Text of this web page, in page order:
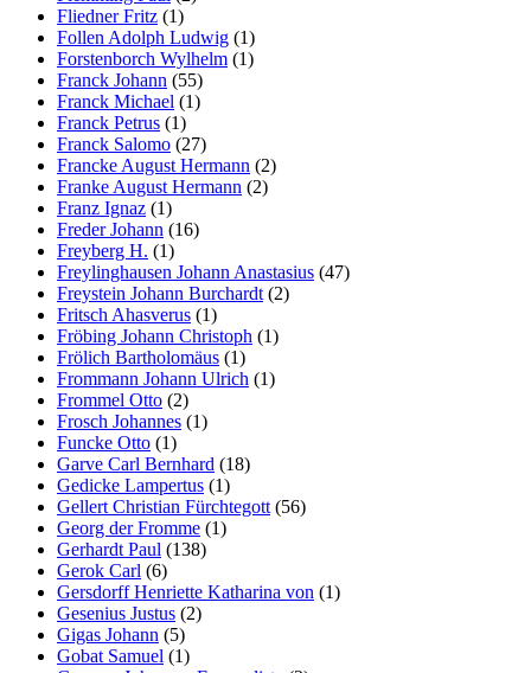
Fliedner Fritz (1)
Follen Adolph Ludwig (1)
Forstenborch Wylhelm (1)
Franck Johann (55)
Franck Michael (1)
Franck Petrus (1)
Franck Salomo (27)
Francke August Hermann (2)
Franke August Hermann (2)
Franz Ignaz (1)
Freder Johann (16)
Freyberg H. (1)
Freylinghausen Johann Anastasius (47)
Freystein Johann Burchardt (2)
Fritsch Ahasverus (1)
Fröbing Johann Christoph (1)
Frölich Bartholomäus (1)
Frommann Johann Ulrich (1)
Frommel Otto (2)
Frosch Johannes (1)
Funcke Otto (1)
Garve Carl Bernhard (18)
Gedicke Lampertus (1)
Gellert Christian Fürchtegott (56)
Georg der Fromme (1)
Gerhardt Paul (138)
Gerok Carl (6)
Gersdorff Henriette Katharina von (1)
Gesenius Justus (2)
Gigas Johann (5)
Gobat Samuel (1)